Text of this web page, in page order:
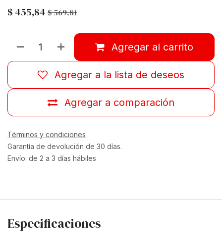
$ 455,84 $569,81
Agregar al carrito
Agregar a comparación
Agregar a la lista de deseos
Términos y condiciones
Garantía de devolución de 30 días.
Envío: de 2 a 3 días hábiles
Especificaciones